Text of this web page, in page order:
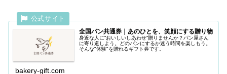
全国パン共通券｜あのひとを、笑顔にする贈り物
身近な人に“おいしいしあわせ”贈りませんか？パン屋さん
に寄り道しよう。どのパンにするか迷う時間を楽しもう。
そんな"体験"を贈れるギフト券です。
bakery-gift.com